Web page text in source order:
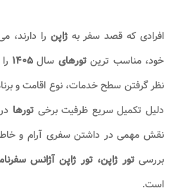
افرادی که قصد سفر بهژاپن را دارند،
خود، مناسب ترینتورهای سال ۱۴۰۵
نظر گرفتن سطح خدمات، نوع اقامت و
دلیل تکمیل سریع ظرفیت برخی تورها
نقش مهمی در داشتن سفری آرام و
بررسی تور ژاپن، تور ژاپن آژانس
است.